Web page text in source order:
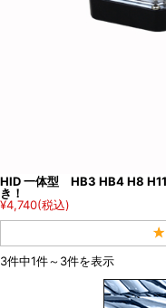
HID 一体型 HB3 HB4 H8 H11
き！
¥4,740(税込)
3件中1件～3件を表示